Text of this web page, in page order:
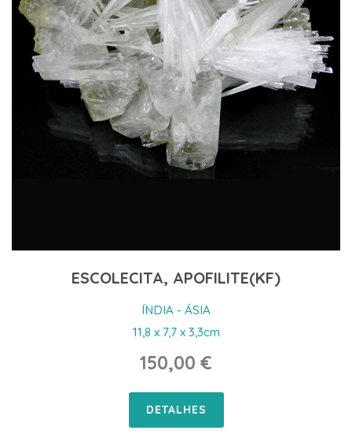
ESCOLECITA, APOFILITE(KF)
ÍNDIA - ÁSIA
11,8 x 7,7 x 3,3cm
150,00 €
DETALHES